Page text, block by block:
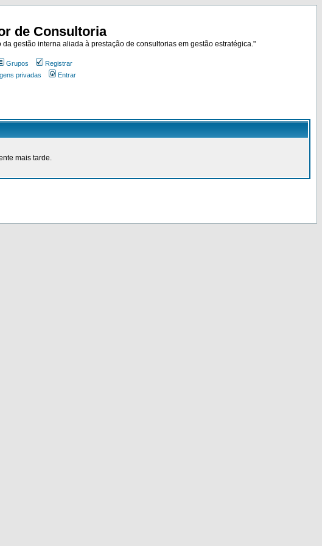
de Consultoria
gestão interna aliada à prestação de consultorias em gestão estratégica."
Grupos
Registrar
privadas Entrar
mais tarde.